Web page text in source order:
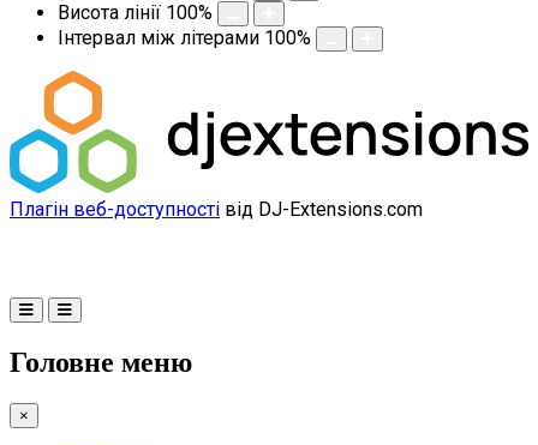
Висота лінії 100%
Інтервал між літерами 100%
Плагін веб-доступності від DJ-Extensions.com
Головне меню
×